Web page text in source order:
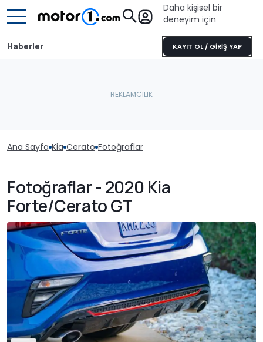
Daha kişisel bir
deneyim için
KAYIT OL / GİRİŞ YAP
Haberler
Ana Sayfa Kia Cerato Fotoğraflar
Fotoğraflar - 2020 Kia
Forte/Cerato GT